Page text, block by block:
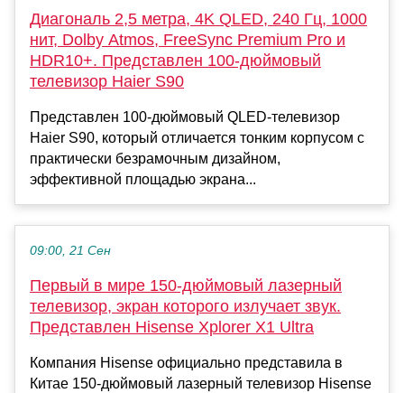
Диагональ 2,5 метра, 4K QLED, 240 Гц, 1000
нит, Dolby Atmos, FreeSync Premium Pro и
HDR10+. Представлен 100-дюймовый
телевизор Haier S90
Представлен 100-дюймовый QLED-телевизор
Haier S90, который отличается тонким корпусом с
практически безрамочным дизайном,
эффективной площадью экрана...
09:00, 21 Сен
Первый в мире 150-дюймовый лазерный
телевизор, экран которого излучает звук.
Представлен Hisense Xplorer X1 Ultra
Компания Hisense официально представила в
Китае 150-дюймовый лазерный телевизор Hisense